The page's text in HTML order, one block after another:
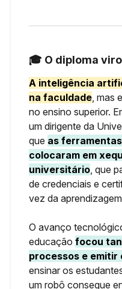
🎓 O diploma
A inteligência
na faculdade, mas
no ensino superior.
um dirigente da
que as
colocaram em
universitário, que
de credenciais e
vez da
O avanço
educação focou
processos e emitir
ensinar os
um robô consegue